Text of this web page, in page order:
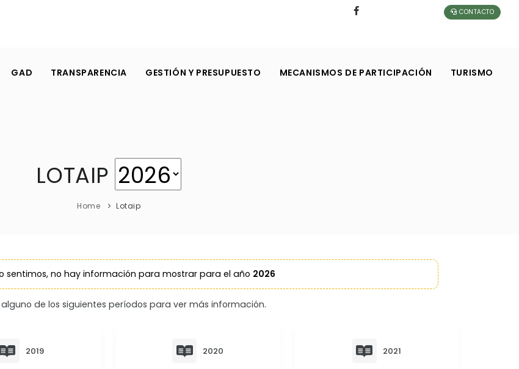
CONTACTO
GAD TRANSPARENCIA GESTIÓN Y PRESUPUESTO MECANISMOS DE PARTICIPACIÓN TURISMO
LOTAIP
Home Lotaip
sentimos, no hay información para mostrar para el año 2026
de los siguientes períodos para ver más información.
2019 2020 2021